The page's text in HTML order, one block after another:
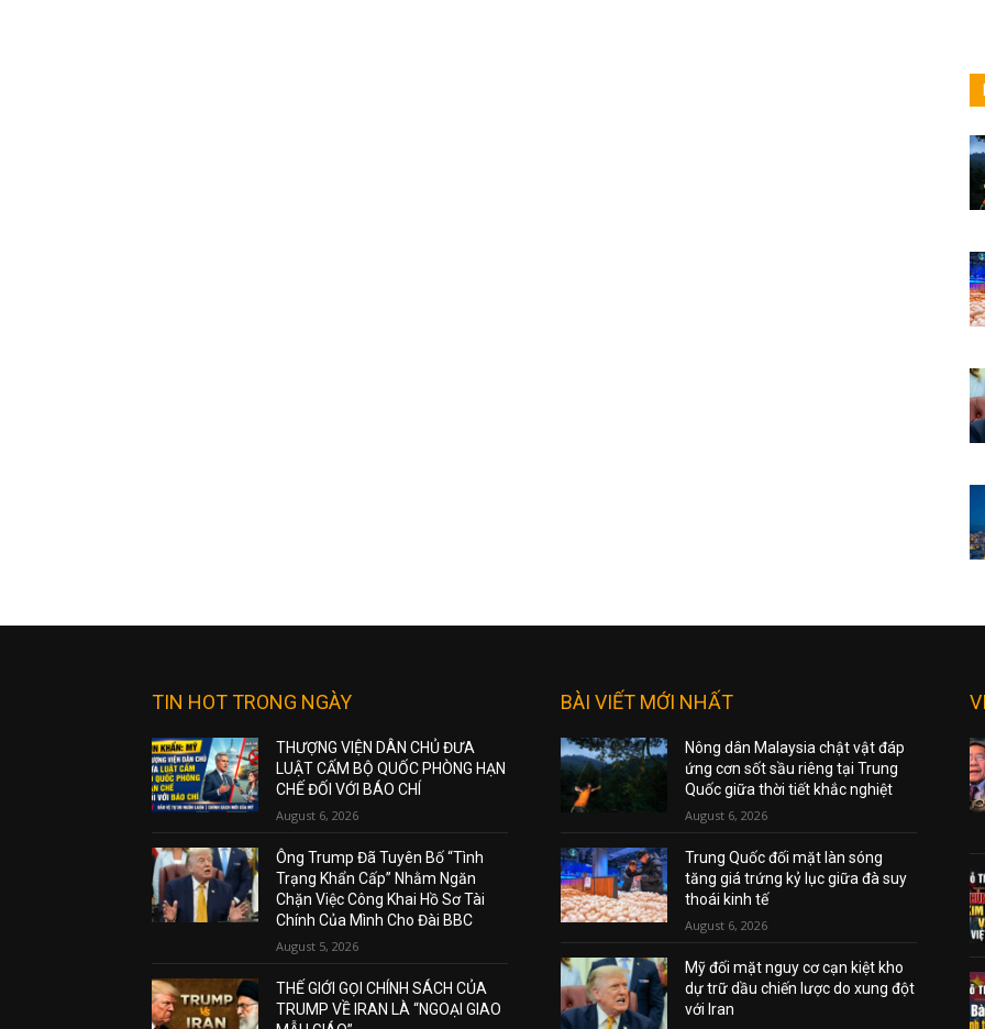
TIN HOT TRONG NGÀY
THƯỢNG VIỆN DÂN CHỦ ĐƯA
LUẬT CẤM BỘ QUỐC PHÒNG HẠN
CHẾ ĐỐI VỚI BÁO CHÍ
August 6, 2026
Ông Trump Đã Tuyên Bố “Tình
Trạng Khẩn Cấp” Nhằm Ngăn
Chặn Việc Công Khai Hồ Sơ Tài
Chính Của Mình Cho Đài BBC
August 5, 2026
THẾ GIỚI GỌI CHÍNH SÁCH CỦA
TRUMP VỀ IRAN LÀ “NGOẠI GIAO
BÀI VIẾT MỚI NHẤT
Nông dân Malaysia chật vật đáp
ứng cơn sốt sầu riêng tại Trung
Quốc giữa thời tiết khắc nghiệt
August 6, 2026
Trung Quốc đối mặt làn sóng
tăng giá trứng kỷ lục giữa đà suy
thoái kinh tế
August 6, 2026
Mỹ đối mặt nguy cơ cạn kiệt kho
dự trữ dầu chiến lược do xung đột
với Iran